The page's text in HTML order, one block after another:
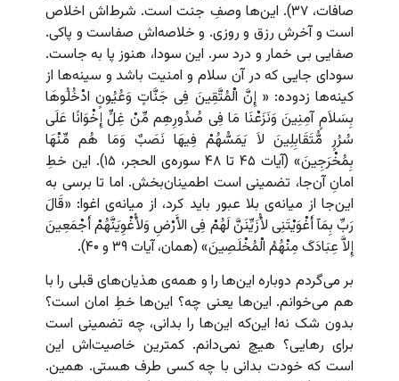
صافات، ۳۷). این‌ها وصفِ جنت است. شرط‌اش اخلاص
است و آخرش رزق و روزی. و خلاصه‌اش صفاست و پاکی.
صفایی بی خمار و درد سر. این سودا، هنوز پا به جاست.
سودای جایی که در آن سلام و امنیت باشد و سینه‌ها از
کینه‌ها زدوده: « إِنَّ الْمُتَّقِینَ فِی جَنَّاتٍ وَعُیُونٍ ادْخُلُوهَا
بِسَلاَمٍ آمِنِینَ وَنَزَعْنَا مَا فِی صُدُورِهِم مِّنْ غِلٍّ إِخْوَانًا عَلَى
سُرُرٍ مُّتَقَابِلِینَ لاَ یَمَسُّهُمْ فِیهَا نَصَبٌ وَمَا هُم مِّنْهَا
بِمُخْرَجِینَ» (آیات ۴۵ تا ۴۸ سوره‌ی الحجر، ۱۵). این خطِ
امانِ آن‌جا، تضمینی است اطمینان‌بخش. اما تا برسی به
این‌جا از میانه‌ی بلا عبور باید کرد، از میانه‌ی اغوا: «قَالَ
رَبِّ بِمَآ أَغْوَیْتَنِی لأُزَیِّنَنَّ لَهُمْ فِی الأَرْضِ وَلأُغْوِیَنَّهُمْ أَجْمَعِینَ
إِلاَّ عِبَادَکَ مِنْهُمُ الْمُخْلَصِینَ» (همان، آیات ۳۹ و ۴۰).
بر می‌گردم دوباره این‌ها را و همه‌ی هذیان‌های قبلی را با
هم می‌خوانم. این‌ها یعنی چه؟ این‌ها خطِ امان است؟
بدون شک نه!‌ این‌که این‌ها را بدانی، چه تضمینی است
برای رهایی؟ هیچ نمی‌دانم. کمترین خاصیت‌اش این
است که خودت بدانی با چه کسی طرف هستی. همین.